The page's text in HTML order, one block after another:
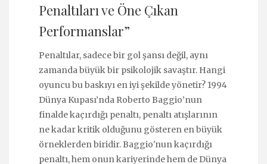
Penaltıları ve Öne Çıkan
Performanslar”
Penaltılar, sadece bir gol şansı değil, aynı
zamanda büyük bir psikolojik savaştır. Hangi
oyuncu bu baskıyı en iyi şekilde yönetir? 1994
Dünya Kupası’nda Roberto Baggio’nun
finalde kaçırdığı penaltı, penaltı atışlarının
ne kadar kritik olduğunu gösteren en büyük
örneklerden biridir. Baggio'nun kaçırdığı
penaltı, hem onun kariyerinde hem de Dünya